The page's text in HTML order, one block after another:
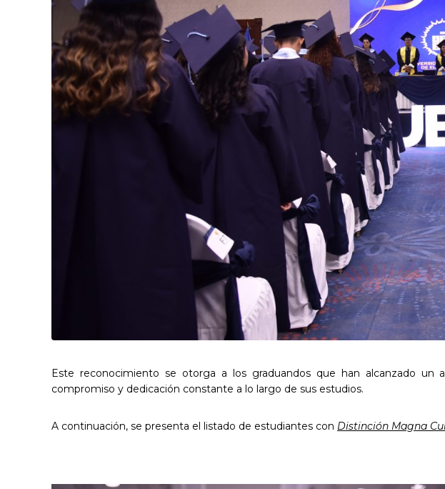
Este reconocimiento se otorga a los graduandos que han alcanzado un
compromiso y dedicación constante a lo largo de sus estudios.
A continuación, se presenta el listado de estudiantes con Distinción Magna